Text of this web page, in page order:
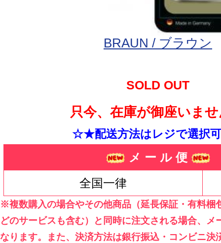
BRAUN / ブラウン
SOLD OUT
只今、在庫が御座いま
☆★配送方法はレジで選択
メ ー ル 便
全国一律
※複数購入の場合やその他商品（延長保証・有料梱
どのサービスも含む）と同時に注文される場合、メ
なります。また、決済方法は銀行振込・コンビニ決